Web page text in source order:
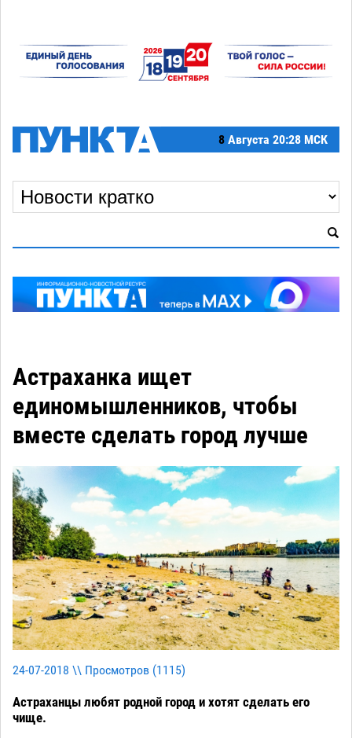
8 Августа 20:28 МСК
Астраханка ищет
единомышленников, чтобы
вместе сделать город лучше
24-07-2018 \\ Просмотров (1115)
Астраханцы любят родной город и хотят сделать его
чище.